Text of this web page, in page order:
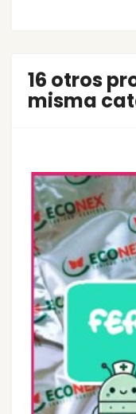
16 otros
misma